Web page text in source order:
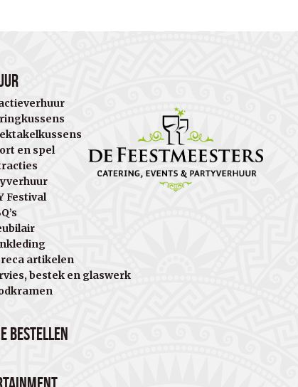
en spel
Festival
artikelen
bestek en glaswerk
bestellen